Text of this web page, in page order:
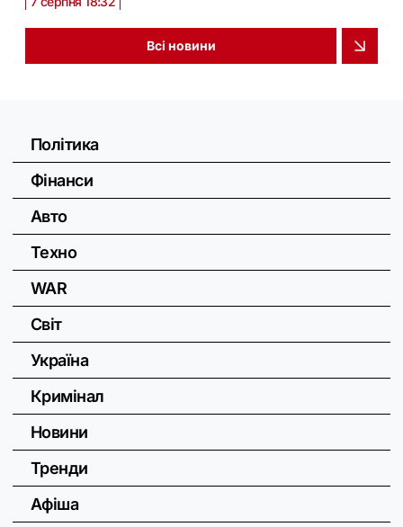
Всі новини
Політика
Фінанси
Авто
Техно
WAR
Світ
Україна
Кримінал
Новини
Тренди
Афіша